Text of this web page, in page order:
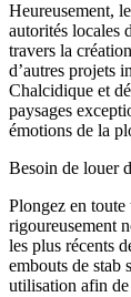
Heureusement,
autorités locales
travers la
d’autres projets
Chalcidique et
paysages
émotions de la
Besoin de louer
Plongez en
rigoureusement
les plus récents
embouts de stab
utilisation afin